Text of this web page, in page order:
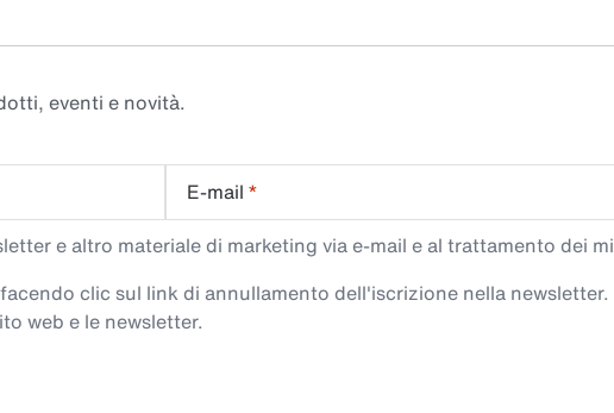
eventi e novità.
E-mail *
e altro materiale di marketing via e-mail e al trattamento dei
clic sul link di annullamento dell'iscrizione nella newsletter.
web e le newsletter.